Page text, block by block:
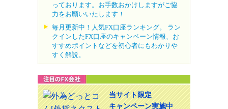
っております。お手数おかけしますがご協
力をお願いいたします！
毎月更新中！人気FX口座ランキング。 ラン
クインしたFX口座のキャンペーン情報、お
すすめポイントなどを初心者にもわかりや
すく解説。
当サイト限定
キャンペーン実施中